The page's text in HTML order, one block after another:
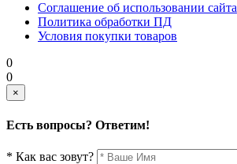
Соглашение об использовании сайта
Политика обработки ПД
Условия покупки товаров
0
0
×
Есть вопросы? Ответим!
* Как вас зовут?